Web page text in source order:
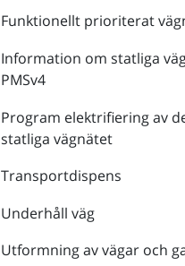
Funktionellt prioriterat
Information om statliga
PMSv4
Program elektrifiering av
statliga vägnätet
Transportdispens
Underhåll väg
Utformning av vägar och